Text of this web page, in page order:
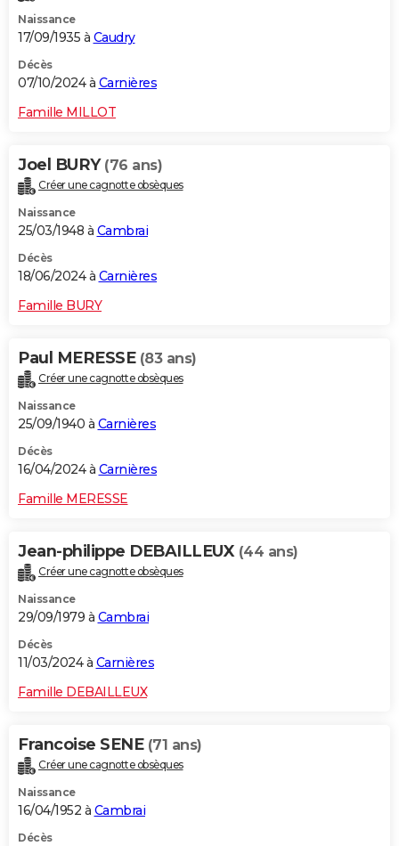
Naissance
17/09/1935 à Caudry
Décès
07/10/2024 à Carnières
Famille MILLOT
Joel BURY (76 ans)
Créer une cagnotte obsèques
Naissance
25/03/1948 à Cambrai
Décès
18/06/2024 à Carnières
Famille BURY
Paul MERESSE (83 ans)
Créer une cagnotte obsèques
Naissance
25/09/1940 à Carnières
Décès
16/04/2024 à Carnières
Famille MERESSE
Jean-philippe DEBAILLEUX (44 ans)
Créer une cagnotte obsèques
Naissance
29/09/1979 à Cambrai
Décès
11/03/2024 à Carnières
Famille DEBAILLEUX
Francoise SENE (71 ans)
Créer une cagnotte obsèques
Naissance
16/04/1952 à Cambrai
Décès